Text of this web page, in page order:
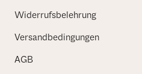
Widerrufsbelehrung
Versandbedingungen
AGB